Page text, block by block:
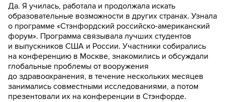
Да. Я училась, работала и продолжала искать
образовательные возможности в других странах. Узнала
о программе «Стэнфордский российско-американский
форум». Программа связывала лучших студентов
и выпускников США и России. Участники собирались
на конференцию в Москве, знакомились и обсуждали
глобальные проблемы от вооружения
до здравоохранения, в течение нескольких месяцев
занимались совместными исследованиями, а потом
презентовали их на конференции в Стэнфорде.